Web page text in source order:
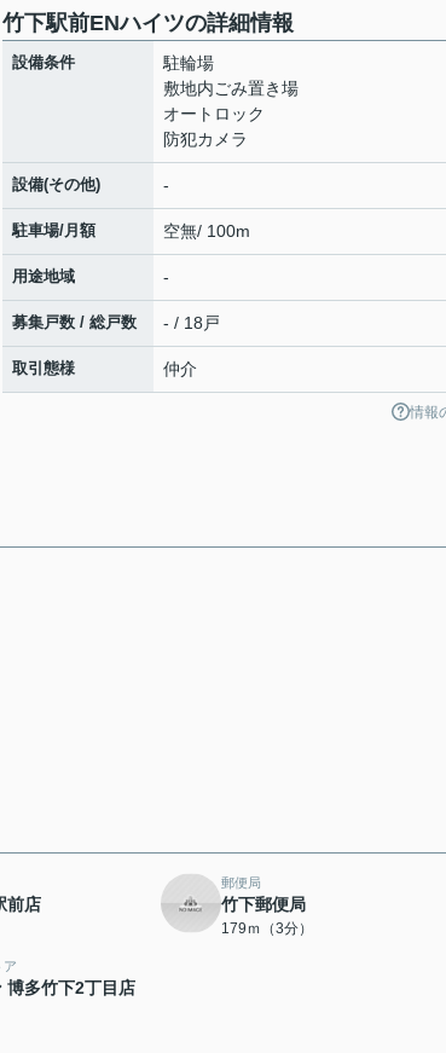
竹下駅前ENハイツの詳細情報
設備条件
駐輪場
敷地内ごみ置き場
オートロック
防犯カメラ
設備(その他) -
駐車場/月額 空無/ 100m
用途地域 -
募集戸数 / 総戸数 - / 18戸
取引態様 仲介
情報
前店
郵便局
竹下郵便局
179ｍ（3分）
ア
博多竹下2丁目店